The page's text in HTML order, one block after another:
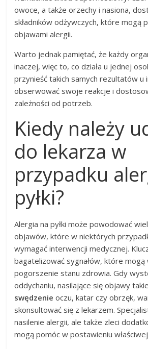
owoce, a także orzechy i nasiona,
składników odżywczych, które mogą
objawami alergii.
Warto jednak pamiętać, że każdy
inaczej, więc to, co działa u jednej
przynieść takich samych rezultatów u
obserwować swoje reakcje i
zależności od potrzeb.
Kiedy należy
do lekarza w
przypadku
pyłki?
Alergia na pyłki może powodować
objawów, które w niektórych
wymagać interwencji medycznej.
bagatelizować sygnałów, które mogą
pogorszenie stanu zdrowia. Gdy
oddychaniu, nasilające się objawy
swędzenie oczu, katar czy obrzęk,
skonsultować się z lekarzem.
nasilenie alergii, ale także zleci
mogą pomóc w postawieniu